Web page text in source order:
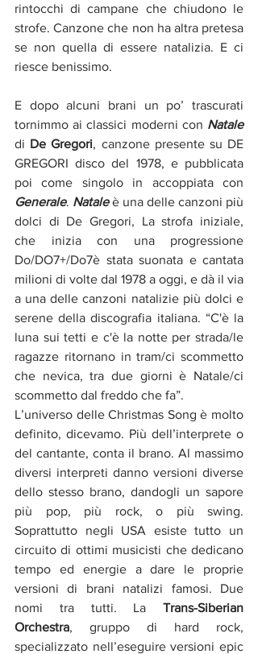
rintocchi di campane che chiudono le
strofe. Canzone che non ha altra pretesa
se non quella di essere natalizia. E ci
riesce benissimo.
E dopo alcuni brani un po’ trascurati
tornimmo ai classici moderni con Natale
di De Gregori, canzone presente su DE
GREGORI disco del 1978, e pubblicata
Generale. Natale è una delle canzoni più
dolci di De Gregori, La strofa iniziale,
che inizia con una progressione
Do/DO7+/Do7è stata suonata e cantata
milioni di volte dal 1978 a oggi, e dà il via
a una delle canzoni natalizie più dolci e
serene della discografia italiana. “C'è la
luna sui tetti e c'è la notte per strada/le
ragazze ritornano in tram/ci scommetto
che nevica, tra due giorni è Natale/ci
scommetto dal freddo che fa”.
L’universo delle Christmas Song è molto
definito, dicevamo. Più dell’interprete o
del cantante, conta il brano. Al massimo
diversi interpreti danno versioni diverse
dello stesso brano, dandogli un sapore
più pop, più rock, o più swing.
Soprattutto negli USA esiste tutto un
circuito di ottimi musicisti che dedicano
tempo ed energie a dare le proprie
versioni di brani natalizi famosi. Due
nomi tra tutti. La Trans-Siberian
Orchestra, gruppo di hard rock,
specializzato nell’eseguire versioni epic